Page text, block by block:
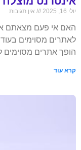
יולי 16, 2025 אין תגובות
האם אי פעם מצאתם
לאתרים מסוימים
הופך אתרים
קרא עוד